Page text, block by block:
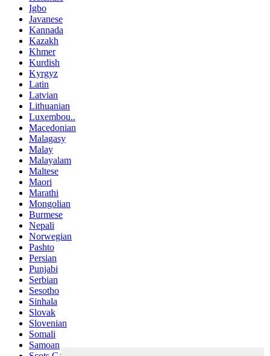
Igbo
Javanese
Kannada
Kazakh
Khmer
Kurdish
Kyrgyz
Latin
Latvian
Lithuanian
Luxembou..
Macedonian
Malagasy
Malay
Malayalam
Maltese
Maori
Marathi
Mongolian
Burmese
Nepali
Norwegian
Pashto
Persian
Punjabi
Serbian
Sesotho
Sinhala
Slovak
Slovenian
Somali
Samoan